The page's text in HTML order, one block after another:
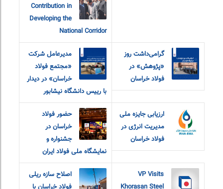
Contribution in
Developing the
National Corridor
گرامی‌داشت روز
«پژوهش» در
فولاد خراسان
مدیرعامل شرکت
«مجتمع فولاد
خراسان» در دیدار
با رییس دانشگاه نیشابور
ارزیابی جایزه ملی
مدیریت انرژی در
فولاد خراسان
حضور فولاد
خراسان در
جشنواره و
نمایشگاه ملی فولاد ایران
VP Visits
اصلاح سازه ریلی